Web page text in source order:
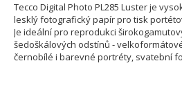
Tecco Digital Photo PL285 Luster je
lesklý fotografický papír pro tisk
Je ideální pro reprodukci
šedoškálových odstínů -
černobílé i barevné portréty, svatební